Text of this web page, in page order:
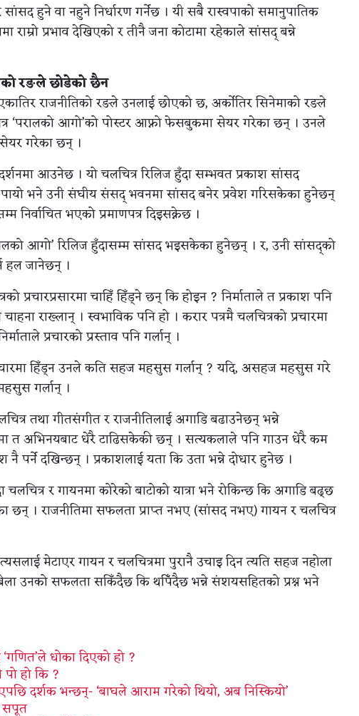
हुने वा नहुने निर्धारण गर्नेछ । यी सबै रास्वपाको समानुपातिक
प्रभाव देखिएको र तीनै जना कोटामा रहेकाले सांसद् बन्ने
रङले छोडेको छैन
राजनीतिको रङले उनलाई छोएको छ, अर्कोतिर सिनेमाको रङले
‘परालको आगो’को पोस्टर आफ्नो फेसबुकमा सेयर गरेका छन् । उनले
गरेका छन् ।
आउनेछ । यो चलचित्र रिलिज हुँदा सम्भवत प्रकाश सांसद
भने उनी संघीय संसद् भवनमा सांसद बनेर प्रवेश गरिसकेका हुनेछन्
निर्वाचित भएको प्रमाणपत्र दिइसक्नेछ ।
आगो’ रिलिज हुँदासम्म सांसद भइसकेका हुनेछन् । र, उनी सांसद्को
हल जानेछन् ।
प्रचारप्रसारमा चाहिँ हिँड्ने छन् कि होइन ? निर्माताले त प्रकाश पनि
राख्लान् । स्वभाविक पनि हो । करार पत्रमै चलचित्रको प्रचारमा
प्रचारको प्रस्ताव पनि गर्लान् ।
हिँड्न उनले कति सहज महसुस गर्लान् ? यदि, असहज महसुस गरे
गर्लान् ।
तथा गीतसंगीत र राजनीतिलाई अगाडि बढाउनेछन् भन्ने
त अभिनयबाट धेरै टाढिसकेकी छन् । सत्यकलाले पनि गाउन धेरै कम
पर्ने दखिन्छन् । प्रकाशलाई यता कि उता भन्ने दोधार हुनेछ ।
र गायनमा कोरेको बाटोको यात्रा भने रोकिन्छ कि अगाडि बढ्छ
। राजनीतिमा सफलता प्राप्त नभए (सांसद नभए) गायन र चलचित्र
मेटाएर गायन र चलचित्रमा पुरानै उचाइ दिन त्यति सहज नहोला
उनको सफलता सकिँदैछ कि थपिँदैछ भन्ने संशयसहितको प्रश्न भने
धोका दिएको हो ?
हो कि ?
दर्शक भन्छन्- ‘बाघले आराम गरेको थियो, अब निस्कियो’
सपूत